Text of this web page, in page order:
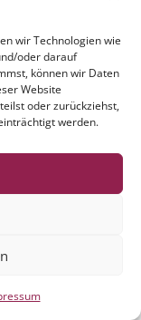
wir Technologien wie
oder darauf
können wir Daten
Website
oder zurückziehst,
werden.